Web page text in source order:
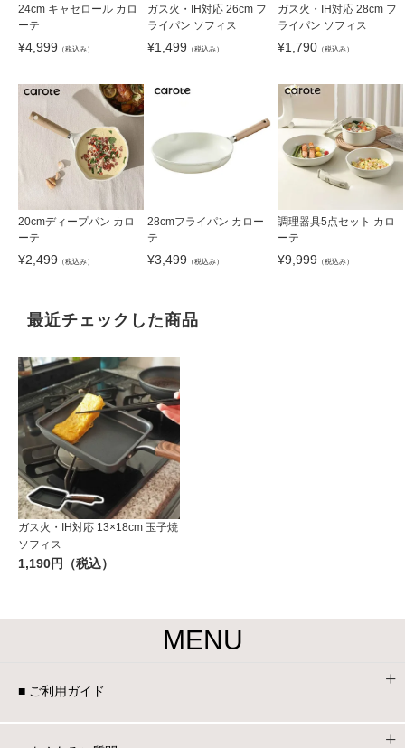
24cm キャセロール カロ
ーテ
¥4,999 （税込み）
ガス火・IH対応 26cm フ
ライパン ソフィス
¥1,499 （税込み）
ガス火・IH対応 28cm フ
ライパン ソフィス
¥1,790（税込み）
20cmディープパン カロ
ーテ
¥2,499 （税込み）
28cmフライパン カロー
テ
¥3,499 （税込み）
調理器具5点セット カロ
ーテ
¥9,999 （税込み）
最近チェックした商品
ガス火・IH対応 13×18cm 玉子焼
ソフィス
1,190円（税込）
MENU
■ ご利用ガイド